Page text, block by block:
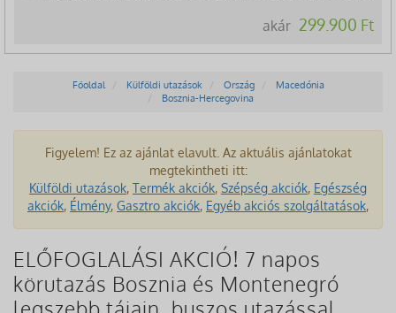
akár 299.900 Ft
Főoldal Külföldi utazások Ország
Macedónia
Bosznia-Hercegovina
Figyelem! Ez az ajánlat elavult. Az aktuális ajánlatokat
megtekintheti itt:
Külföldi utazások, Termék akciók, Szépség akciók, Egészség
akciók, Élmény, Gasztro akciók, Egyéb akciós szolgáltatások,
ELŐFOGLALÁSI AKCIÓ! 7 napos
körutazás Bosznia és Montenegró